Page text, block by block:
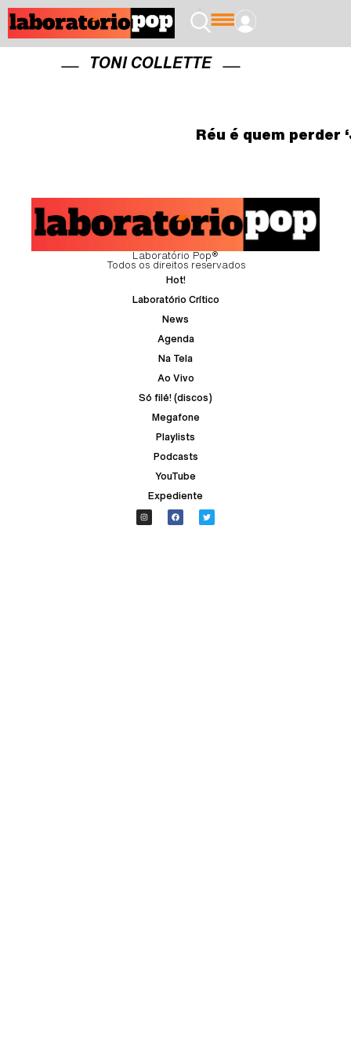
TONI COLLETTE
Réu é quem perder
Laboratório Pop®
Todos os direitos reservados
Hot!
Laboratório Crítico
News
Agenda
Na Tela
Ao Vivo
Só filé! (discos)
Megafone
Playlists
Podcasts
YouTube
Expediente